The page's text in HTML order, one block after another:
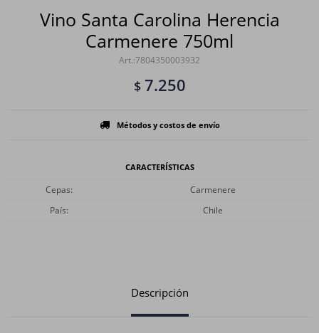
Vino Santa Carolina Herencia
Carmenere 750ml
7804350003932
$ 7.250
Métodos y costos de envío
CARACTERÍSTICAS
Cepas
Carmenere
País
Chile
Descripción